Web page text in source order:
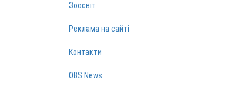
Зоосвіт
Реклама на сайті
Контакти
OBS News